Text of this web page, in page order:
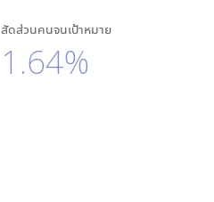
สัดส่วนคนจนเป้าหมาย
1.64%